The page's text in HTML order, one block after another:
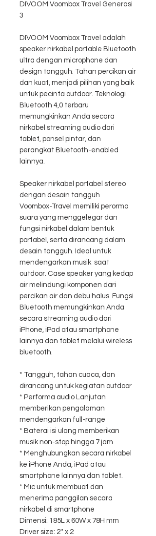
DIVOOM Voombox Travel Generasi
3
DIVOOM Voombox Travel adalah
speaker nirkabel portable Bluetooth
ultra dengan microphone dan
design tangguh. Tahan percikan air
dan kuat, menjadi pilihan yang baik
untuk pecinta outdoor. Teknologi
Bluetooth 4,0 terbaru
memungkinkan Anda secara
nirkabel streaming audio dari
tablet, ponsel pintar, dan
perangkat Bluetooth-enabled
lainnya.
Speaker nirkabel portabel stereo
dengan desain tangguh
Voombox-Travel memiliki perorma
suara yang menggelegar dan
fungsi nirkabel dalam bentuk
portabel, serta dirancang dalam
desain tangguh. Ideal untuk
mendengarkan musik saat
outdoor. Case speaker yang kedap
air melindungi komponen dari
percikan air dan debu halus. Fungsi
Bluetooth memungkinkan Anda
secara streaming audio dari
iPhone, iPad atau smartphone
lainnya dan tablet melalui wireless
bluetooth.
* Tangguh, tahan cuaca, dan
dirancang untuk kegiatan outdoor
* Performa audio Lanjutan
memberikan pengalaman
mendengarkan full-range
* Baterai isi ulang memberikan
musik non-stop hingga 7 jam
* Menghubungkan secara nirkabel
ke iPhone Anda, iPad atau
smartphone lainnya dan tablet.
* Mic untuk membuat dan
menerima panggilan secara
nirkabel di smartphone
Dimensi: 185L x 60W x 78H mm
Driver size: 2'' x 2